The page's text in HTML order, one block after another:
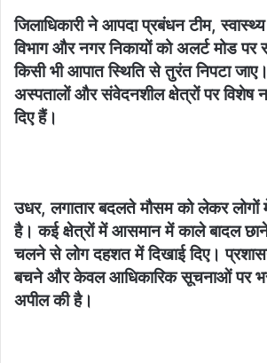
जिलाधिकारी ने आपदा प्रबंधन टीम, स्वास्थ्य
विभाग और नगर निकायों को अलर्ट मोड
किसी भी आपात स्थिति से तुरंत निपटा
अस्पतालों और संवेदनशील क्षेत्रों पर
दिए हैं।
उधर, लगातार बदलते मौसम को लेकर लोगों
है। कई क्षेत्रों में आसमान में काले बादल
चलने से लोग दहशत में दिखाई दिए।
बचने और केवल आधिकारिक सूचनाओं पर
अपील की है।